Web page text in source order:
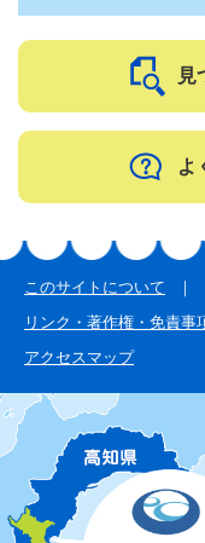
見
よ
このサイトについて
リンク・著作権・免責事
アクセスマップ